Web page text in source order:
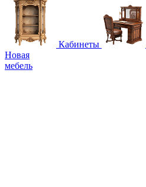
Кабинеты
Новая
мебель